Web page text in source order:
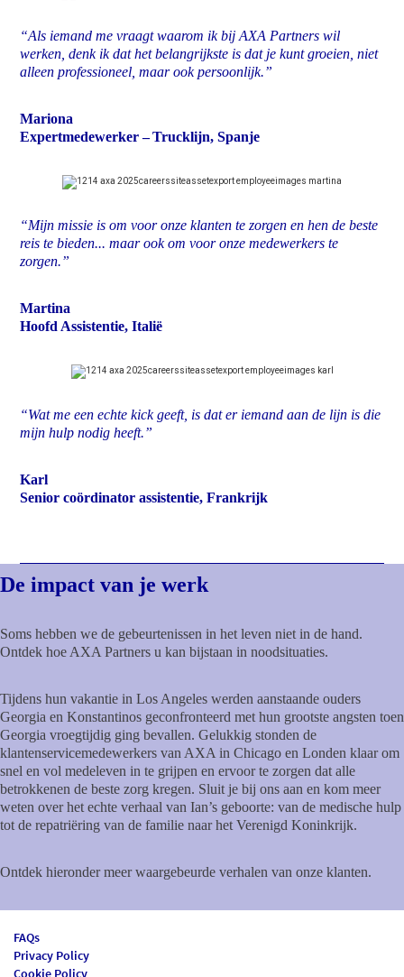
“Als iemand me vraagt waarom ik bij AXA Partners wil
werken, denk ik dat het belangrijkste is dat je kunt groeien, niet
alleen professioneel, maar ook persoonlijk.”
Mariona
Expertmedewerker – Trucklijn, Spanje
“Mijn missie is om voor onze klanten te zorgen en hen de beste
reis te bieden... maar ook om voor onze medewerkers te
zorgen.”
Martina
Hoofd Assistentie, Italië
“Wat me een echte kick geeft, is dat er iemand aan de lijn is die
mijn hulp nodig heeft.”
Karl
Senior coördinator assistentie, Frankrijk
De impact van je werk
Soms hebben we de gebeurtenissen in het leven niet in de hand.
Ontdek hoe AXA Partners u kan bijstaan in noodsituaties.
Tijdens hun vakantie in Los Angeles werden aanstaande ouders
Georgia en Konstantinos geconfronteerd met hun grootste angsten toen
Georgia vroegtijdig ging bevallen. Gelukkig stonden de
klantenservicemedewerkers van AXA in Chicago en Londen klaar om
snel en vol medeleven in te grijpen en ervoor te zorgen dat alle
betrokkenen de beste zorg kregen. Sluit je bij ons aan en kom meer
weten over het echte verhaal van Ian’s geboorte: van de medische hulp
tot de repatriëring van de familie naar het Verenigd Koninkrijk.
Ontdek hieronder meer waargebeurde verhalen van onze klanten.
FAQs
Privacy Policy
Cookie Policy